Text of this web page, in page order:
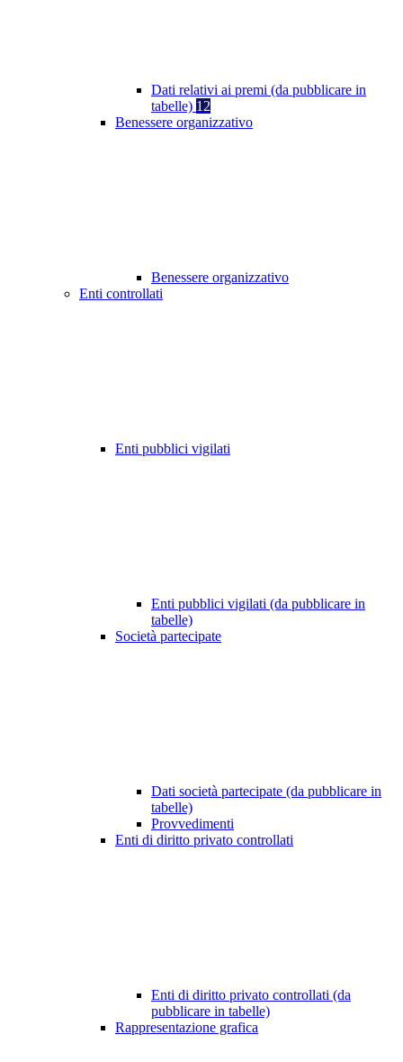
Dati relativi ai premi (da pubblicare in
tabelle) 12
Benessere organizzativo
Benessere organizzativo
Enti controllati
Enti pubblici vigilati
Enti pubblici vigilati (da pubblicare in
tabelle)
Società partecipate
Dati società partecipate (da pubblicare in
tabelle)
Provvedimenti
Enti di diritto privato controllati
Enti di diritto privato controllati (da
pubblicare in tabelle)
Rappresentazione grafica